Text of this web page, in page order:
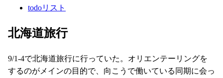
todoリスト
北海道旅行
9/1-4で北海道旅行に行っていた。オリエンテーリングを
するのがメインの目的で、向こうで働いている同期に会っ